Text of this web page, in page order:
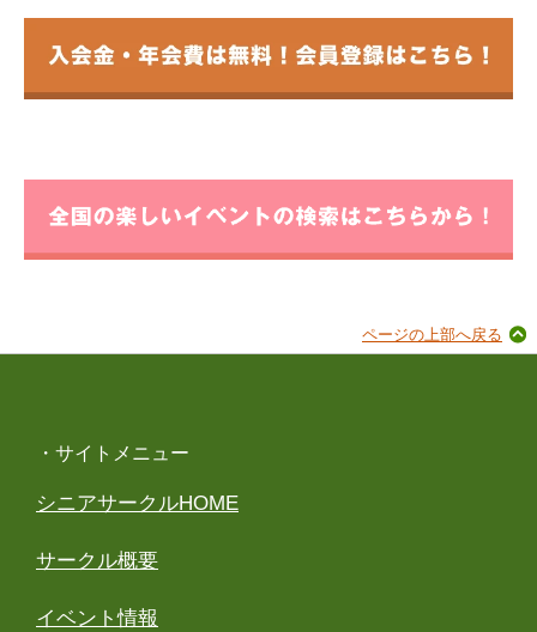
ページの上部へ戻る
・サイトメニュー
シニアサークルHOME
サークル概要
イベント情報